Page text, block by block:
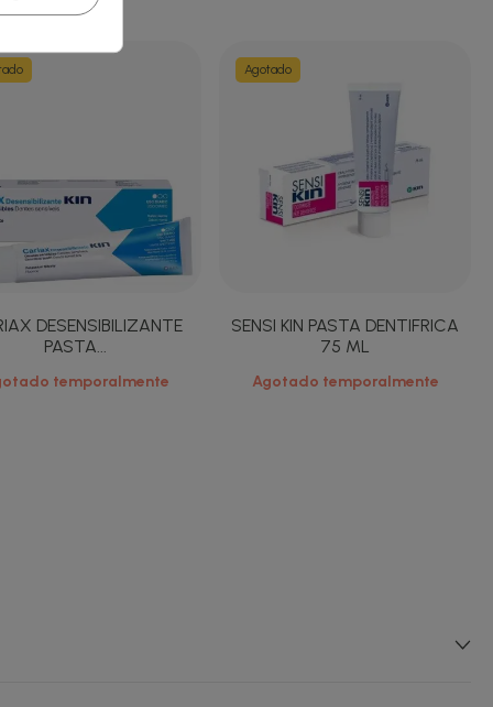
DESENSIBILIZANTE
PASTA...
temporalmente
SENSI KIN PASTA DENTIFRICA
75 ML
Agotado temporalmente
Agotado